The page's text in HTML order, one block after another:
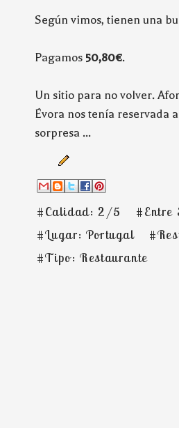
Según vimos, tienen una
Pagamos 50,80€.
Un sitio para no volver.
Évora nos tenía reservada
sorpresa ...
#Calidad: 2/5
#Lugar: Portugal
#Tipo: Restaurante